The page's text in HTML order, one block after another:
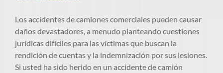
Los accidentes de camiones comerciales pueden causar
daños devastadores, a menudo planteando cuestiones
jurídicas difíciles para las víctimas que buscan la
rendición de cuentas y la indemnización por sus lesiones.
Si usted ha sido herido en un accidente de camión